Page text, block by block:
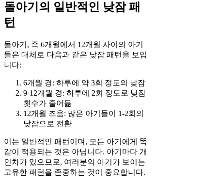
돌아기의 일반적인 낮잠 패
턴
돌아기, 즉 6개월에서 12개월 사이의 아기
들은 대체로 다음과 같은 낮잠 패턴을 보입
니다:
6개월 경: 하루에 약 3회 정도의 낮잠
9-12개월 경: 하루에 2회 정도로 낮잠
횟수가 줄어듦
12개월 즈음: 많은 아기들이 1-2회의
낮잠으로 전환
이는 일반적인 패턴이며, 모든 아기에게 똑
같이 적용되는 것은 아닙니다. 아기마다 개
인차가 있으므로, 여러분의 아기가 보이는
고유한 패턴을 존중하는 것이 중요합니다.